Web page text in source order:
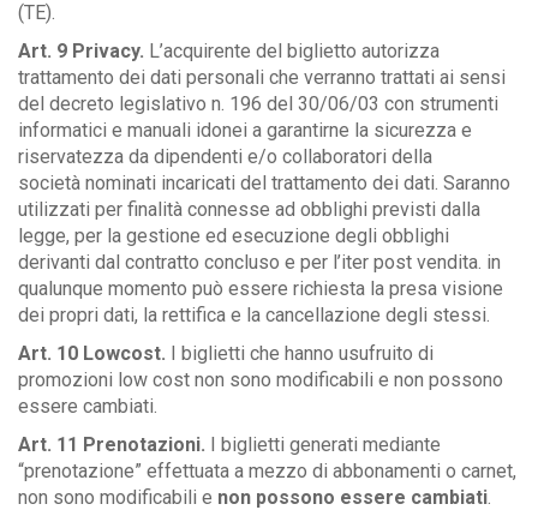
(TE).
Art. 9 Privacy. L’acquirente del biglietto autorizza
trattamento dei dati personali che verranno trattati ai sensi
del decreto legislativo n. 196 del 30/06/03 con strumenti
informatici e manuali idonei a garantirne la sicurezza e
riservatezza da dipendenti e/o collaboratori della
società nominati incaricati del trattamento dei dati. Saranno
utilizzati per finalità connesse ad obblighi previsti dalla
legge, per la gestione ed esecuzione degli obblighi
derivanti dal contratto concluso e per l’iter post vendita. in
qualunque momento può essere richiesta la presa visione
dei propri dati, la rettifica e la cancellazione degli stessi.
Art. 10 Lowcost. I biglietti che hanno usufruito di
promozioni low cost non sono modificabili e non possono
essere cambiati.
Art. 11 Prenotazioni. I biglietti generati mediante
“prenotazione” effettuata a mezzo di abbonamenti o carnet,
non sono modificabili e non possono essere cambiati.